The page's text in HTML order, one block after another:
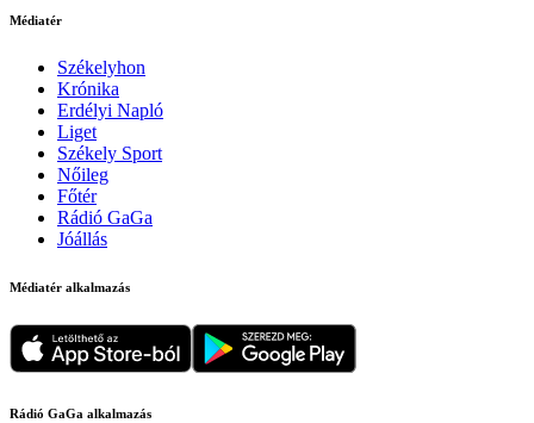
Médiatér
Székelyhon
Krónika
Erdélyi Napló
Liget
Székely Sport
Nőileg
Főtér
Rádió GaGa
Jóállás
Médiatér alkalmazás
Rádió GaGa alkalmazás